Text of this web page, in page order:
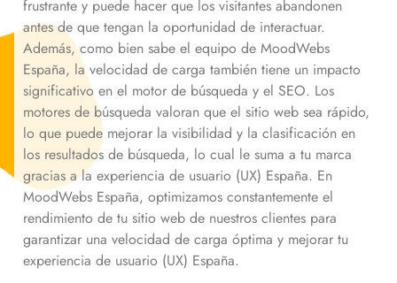
frustrante y puede hacer que los visitantes abandonen
antes de que tengan la oportunidad de interactuar.
Además, como bien sabe el equipo de MoodWebs
España, la velocidad de carga también tiene un impacto
significativo en el motor de búsqueda y el SEO. Los
motores de búsqueda valoran que el sitio web sea rápido,
lo que puede mejorar la visibilidad y la clasificación en
los resultados de búsqueda, lo cual le suma a tu marca
gracias a la experiencia de usuario (UX) España. En
MoodWebs España, optimizamos constantemente el
rendimiento de tu sitio web de nuestros clientes para
garantizar una velocidad de carga óptima y mejorar tu
experiencia de usuario (UX) España.